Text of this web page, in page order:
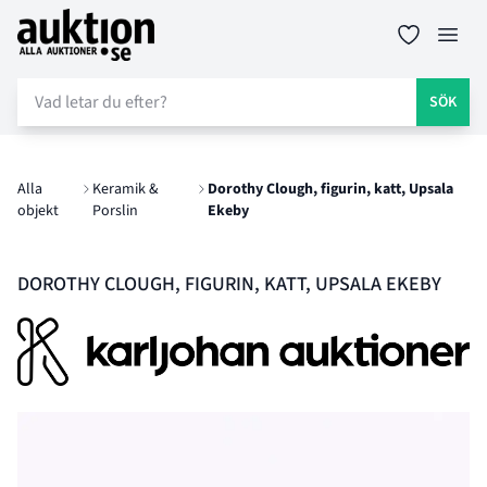
Auktion.se
SÖK
Alla
objekt
Keramik &
Porslin
Dorothy Clough, figurin, katt, Upsala
Ekeby
DOROTHY CLOUGH, FIGURIN, KATT, UPSALA EKEBY